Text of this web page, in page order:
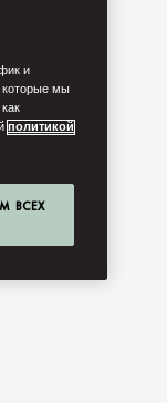
и
которые мы
политикой
ВСЕХ